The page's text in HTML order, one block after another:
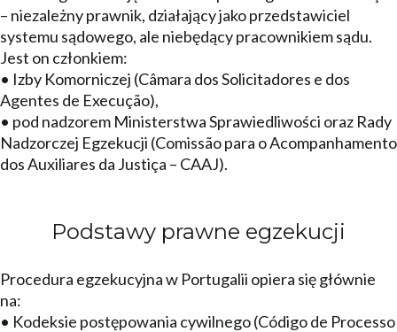
– niezależny prawnik, działający jako przedstawiciel
systemu sądowego, ale niebędący pracownikiem sądu.
Jest on członkiem:
• Izby Komorniczej (Câmara dos Solicitadores e dos
Agentes de Execução),
• pod nadzorem Ministerstwa Sprawiedliwości oraz Rady
Nadzorczej Egzekucji (Comissão para o Acompanhamento
dos Auxiliares da Justiça – CAAJ).
Podstawy prawne egzekucji
Procedura egzekucyjna w Portugalii opiera się głównie
na:
• Kodeksie postępowania cywilnego (Código de Processo